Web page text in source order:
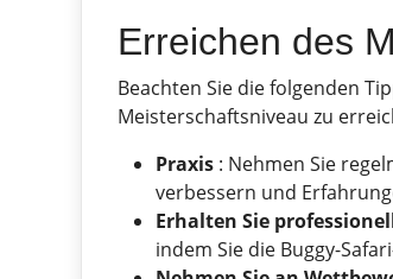
Erreichen des
Beachten Sie die folgenden
Meisterschaftsniveau zu
Praxis : Nehmen Sie
verbessern und
Erhalten Sie
indem Sie die Buggy-